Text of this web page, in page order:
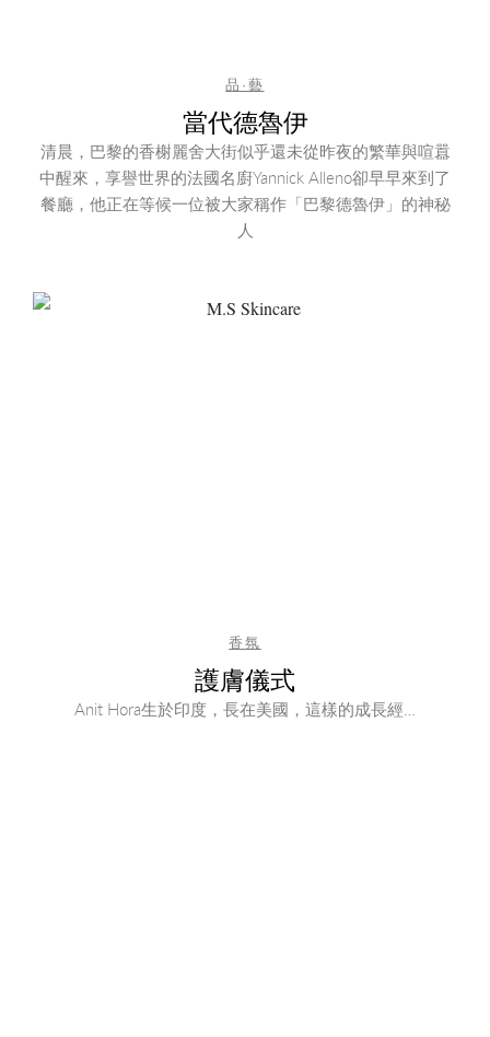
品·藝
當代德魯伊
清晨，巴黎的香榭麗舍大街似乎還未從昨夜的繁華與喧囂
中醒來，享譽世界的法國名廚Yannick Alleno卻早早來到了
餐廳，他正在等候一位被大家稱作「巴黎德魯伊」的神秘
人
香氛
護膚儀式
Anit Hora生於印度，長在美國，這樣的成長經…